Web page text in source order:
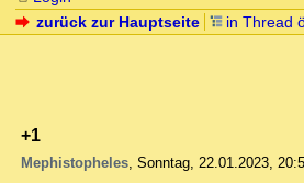
zurück zur Hauptseite
in Thread
+1
Mephistopheles, Sonntag, 22.01.2023,